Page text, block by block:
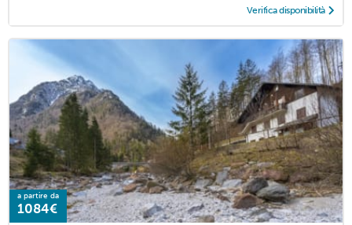
Verifica disponibilità
a partire da
1084€